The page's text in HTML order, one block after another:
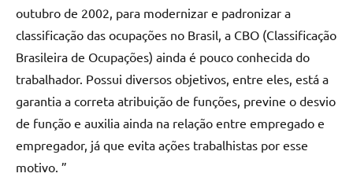
outubro de 2002, para modernizar e padronizar a
classificação das ocupações no Brasil, a CBO (Classificação
Brasileira de Ocupações) ainda é pouco conhecida do
trabalhador. Possui diversos objetivos, entre eles, está a
garantia a correta atribuição de funções, previne o desvio
de função e auxilia ainda na relação entre empregado e
empregador, já que evita ações trabalhistas por esse
motivo. ”